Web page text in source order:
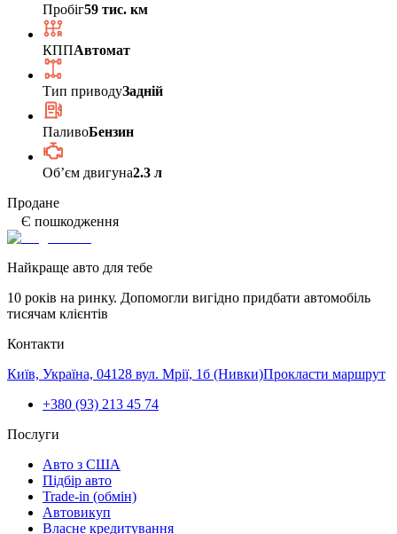
Пробіг59 тис. км
КППАвтомат
Тип приводуЗадній
ПаливоБензин
Обʼєм двигуна2.3 л
Продане
Є пошкодження
Найкраще авто для тебе
10 років на ринку. Допомогли вигідно придбати автомобіль
тисячам клієнтів
Контакти
Київ, Україна, 04128 вул. Мрії, 1б (Нивки)Прокласти маршрут
+380 (93) 213 45 74
Послуги
Авто з США
Підбір авто
Trade-in (обмін)
Автовикуп
Власне кредитування